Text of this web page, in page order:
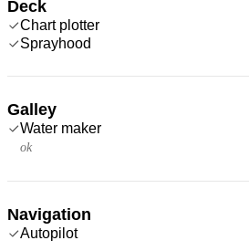
Deck
Chart plotter
Sprayhood
Galley
Water maker
ok
Navigation
Autopilot